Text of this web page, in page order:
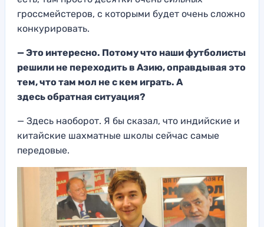
гроссмейстеров, с которыми будет очень сложно
конкурировать.
— Это интересно. Потому что наши футболисты
решили не переходить в Азию, оправдывая это
тем, что там мол не с кем играть. А
здесьобратная ситуация?
— Здесь наоборот. Я бы сказал, что индийские и
китайские шахматные школы сейчас самые
передовые.